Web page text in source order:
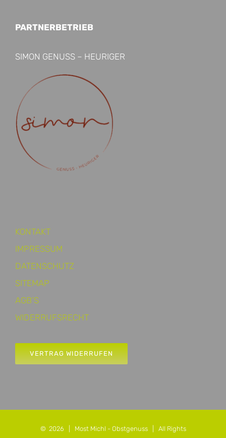
PARTNERBETRIEB
SIMON GENUSS – HEURIGER
KONTAKT
IMPRESSUM
DATENSCHUTZ
SITEMAP
AGB’S
WIDERRUFSRECHT
VERTRAG WIDERRUFEN
© 2026 | Most Michl - Obstgenuss| All Rights